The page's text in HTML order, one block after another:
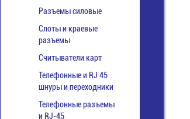
Разъемы силовые
Слоты и краевые
разъемы
Считыватели карт
Телефонные и RJ 45
шнуры и переходники
Телефонные разъемы
и RJ-45